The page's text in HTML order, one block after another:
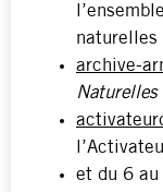
naturelles
archive-
Naturelles
et du 6 au